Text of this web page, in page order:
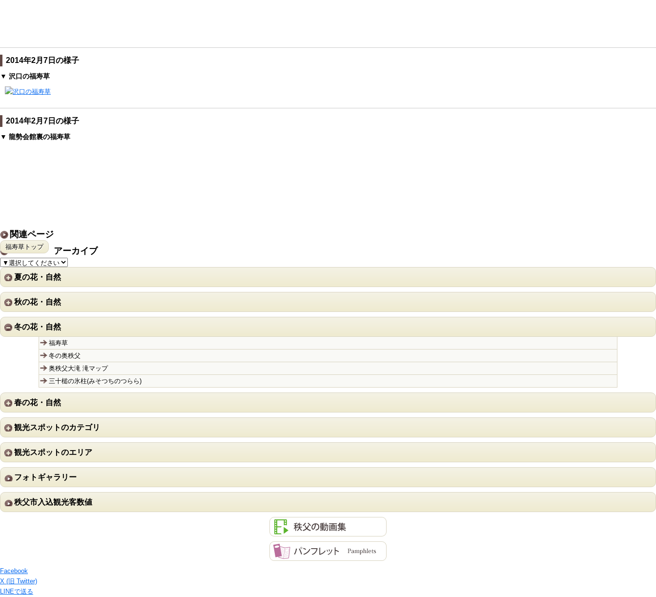
2014年2月7日の様子
▼ 沢口の福寿草
2014年2月7日の様子
▼ 龍勢会館裏の福寿草
関連ページ
福寿草トップ アーカイブ
夏の花・自然
秋の花・自然
冬の花・自然
福寿草
冬の奥秩父
奥秩父大滝 滝マップ
三十槌の氷柱(みそつちのつらら)
春の花・自然
観光スポットのカテゴリ
観光スポットのエリア
フォトギャラリー
秩父市入込観光客数値
Facebook
X (旧 Twitter)
LINEで送る